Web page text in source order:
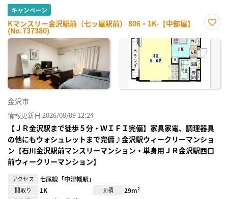
キャンペーン
Kマンスリー金沢駅前（七ッ屋駅前） 806・1K-【中部屋】
(No.737380)
に入
り登
録
金沢市
情報更新日 2026/08/09 12:24
【ＪＲ金沢駅まで徒歩５分・ＷＩＦＩ完備】家具家電、調理器具
の他にもウォシュレットまで完備♪金沢駅ウィークリーマンショ
ン【石川金沢駅前マンスリーマンション・単身用ＪＲ金沢駅西口
前ウィークリーマンション】
アクセス 七尾線「中津幡駅」
間取り 1K 面積 29m²